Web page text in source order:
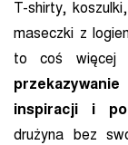
T-shirty,
maseczki z
to coś więcej
inspiracji i
drużyna bez